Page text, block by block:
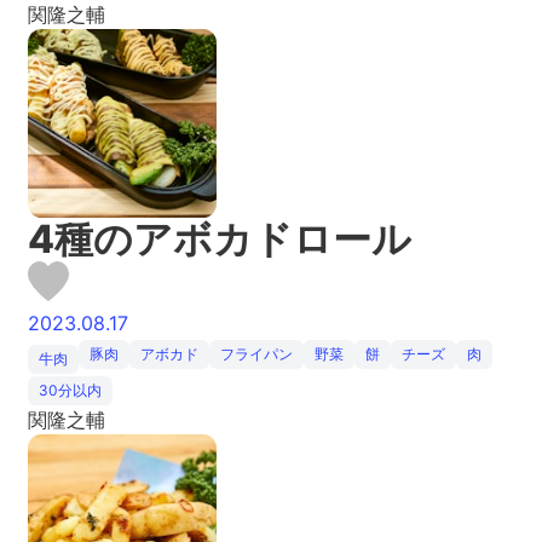
関隆之輔
4種のアボカドロール
2023.08.17
牛肉 豚肉 アボカド フライパン 野菜 餅 チーズ
肉
30分以内
関隆之輔